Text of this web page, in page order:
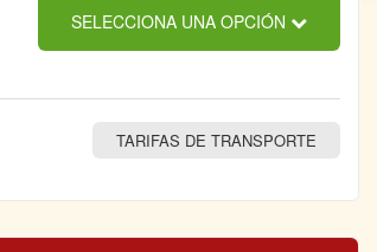
SELECCIONA UNA OPCIÓN
TARIFAS DE TRANSPORTE